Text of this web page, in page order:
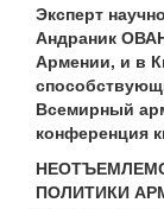
Эксперт
Андраник
Армении, и в
Всемирный
конференция
ПОЛИТИКИ